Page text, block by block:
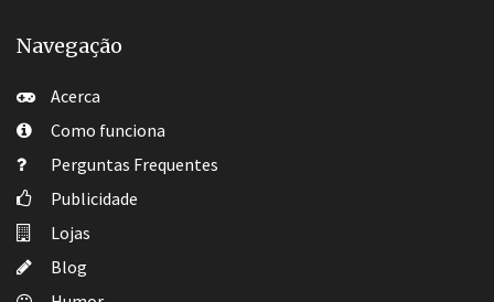
Navegação
Acerca
Como funciona
Perguntas Frequentes
Publicidade
Lojas
Blog